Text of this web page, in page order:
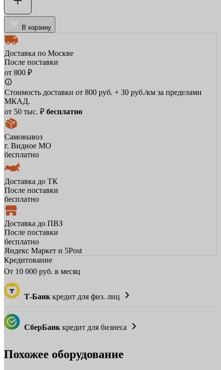
В корзину
Доставка по Москве
После поставки
от 800 ₽
Стоимость доставки от 800 руб. + 30 руб./км за пределами
МКАД.
от 50 тыс. ₽ бесплатно
Самовывоз
г. Видное МО
бесплатно
Доставка до ТК
После поставки
бесплатно
Доставка до ПВЗ
После поставки
бесплатно
Яндекс Маркет и 5Post
Кредитование
От 10 000 руб. в месяц
Т-Банк кредит для физ. лиц
СберБанк кредит для бизнеса
Похожее оборудование